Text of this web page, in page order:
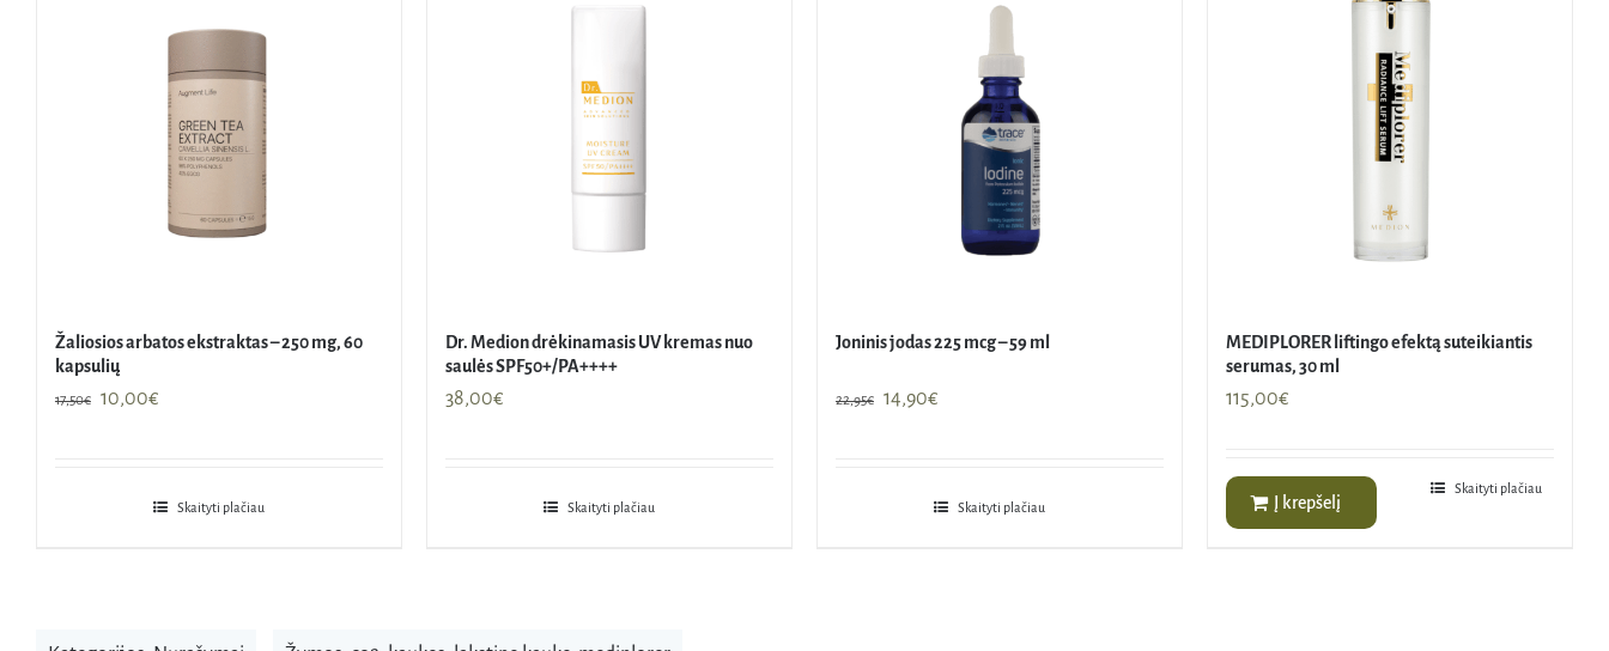
Žaliosios arbatos ekstraktas – 250 mg, 60
kapsulių
17,50€
Original
10,00€Current
Skaityti plačiau
Dr. Medion drėkinamasis UV kremas nuo
saulės SPF50+/PA++++
38,00€
Skaityti plačiau
Joninis jodas 225 mcg – 59 ml
22,95€
Original
14,90€Current
Skaityti plačiau
MEDIPLORER liftingo efektą suteikiantis
serumas, 30 ml
115,00€
Į krepšelį
Skaityti plačiau